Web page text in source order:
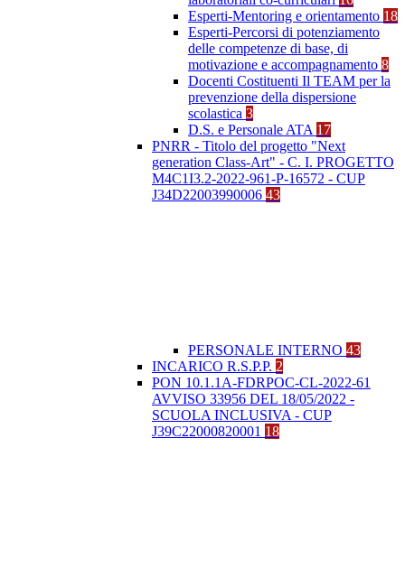
Esperti-Mentoring e orientamento 18
Esperti-Percorsi di potenziamento
delle competenze di base, di
motivazione e accompagnamento 8
Docenti Costituenti Il TEAM per la
prevenzione della dispersione
scolastica 3
D.S. e Personale ATA 17
PNRR - Titolo del progetto "Next
generation Class-Art" - C. I. PROGETTO
M4C1I3.2-2022-961-P-16572 - CUP
J34D22003990006 43
PERSONALE INTERNO 43
INCARICO R.S.P.P. 2
PON 10.1.1A-FDRPOC-CL-2022-61
AVVISO 33956 DEL 18/05/2022 -
SCUOLA INCLUSIVA - CUP
J39C22000820001 18